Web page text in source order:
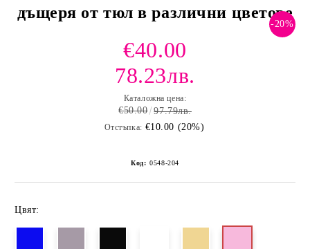
дъщеря от тюл в различни цветове
-20%
€40.00
78.23лв.
Каталожна цена:
€50.00 97.79лв.
Отстъпка: €10.00 (20%)
Код: 0548-204
Цвят: